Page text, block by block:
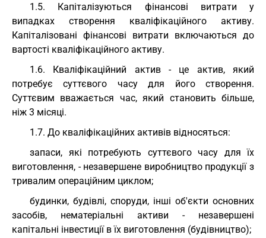
1.5. Капіталізуються фінансові витрати у
випадках створення кваліфікаційного активу.
Капіталізовані фінансові витрати включаються до
вартості кваліфікаційного активу.
1.6. Кваліфікаційний актив - це актив, який
потребує суттєвого часу для його створення.
Суттєвим вважається час, який становить більше,
ніж 3 місяці.
1.7. До кваліфікаційних активів відносяться:
запаси, які потребують суттєвого часу для їх
виготовлення, - незавершене виробництво продукції з
тривалим операційним циклом;
будинки, будівлі, споруди, інші об'єкти основних
засобів, нематеріальні активи - незавершені
капітальні інвестиції в їх виготовлення (будівництво);